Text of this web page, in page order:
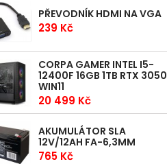
PŘEVODNÍK HDMI NA VGA
239 Kč
CORPA GAMER INTEL I5-
12400F 16GB 1TB RTX 3050
WIN11
20 499 Kč
AKUMULÁTOR SLA
12V/12AH FA-6,3MM
765 Kč